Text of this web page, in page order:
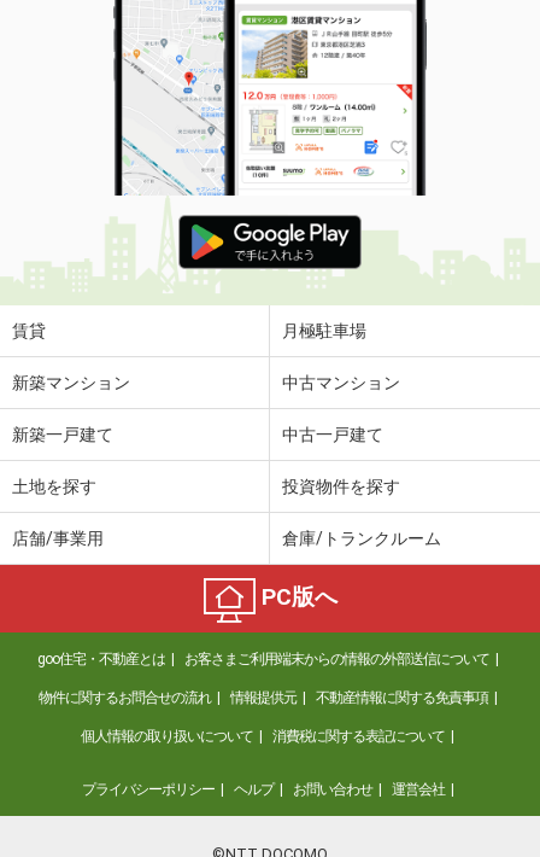
賃貸 月極駐車場
新築マンション 中古マンション
新築一戸建て 中古一戸建て
土地を探す 投資物件を探す
店舗/事業用 倉庫/トランクルーム
PC版へ
goo住宅・不動産とは お客さまご利用端末からの情報の外部送信について
物件に関するお問合せの流れ 情報提供元 不動産情報に関する免責事項
個人情報の取り扱いについて 消費税に関する表記について
プライバシーポリシー ヘルプ お問い合わせ 運営会社